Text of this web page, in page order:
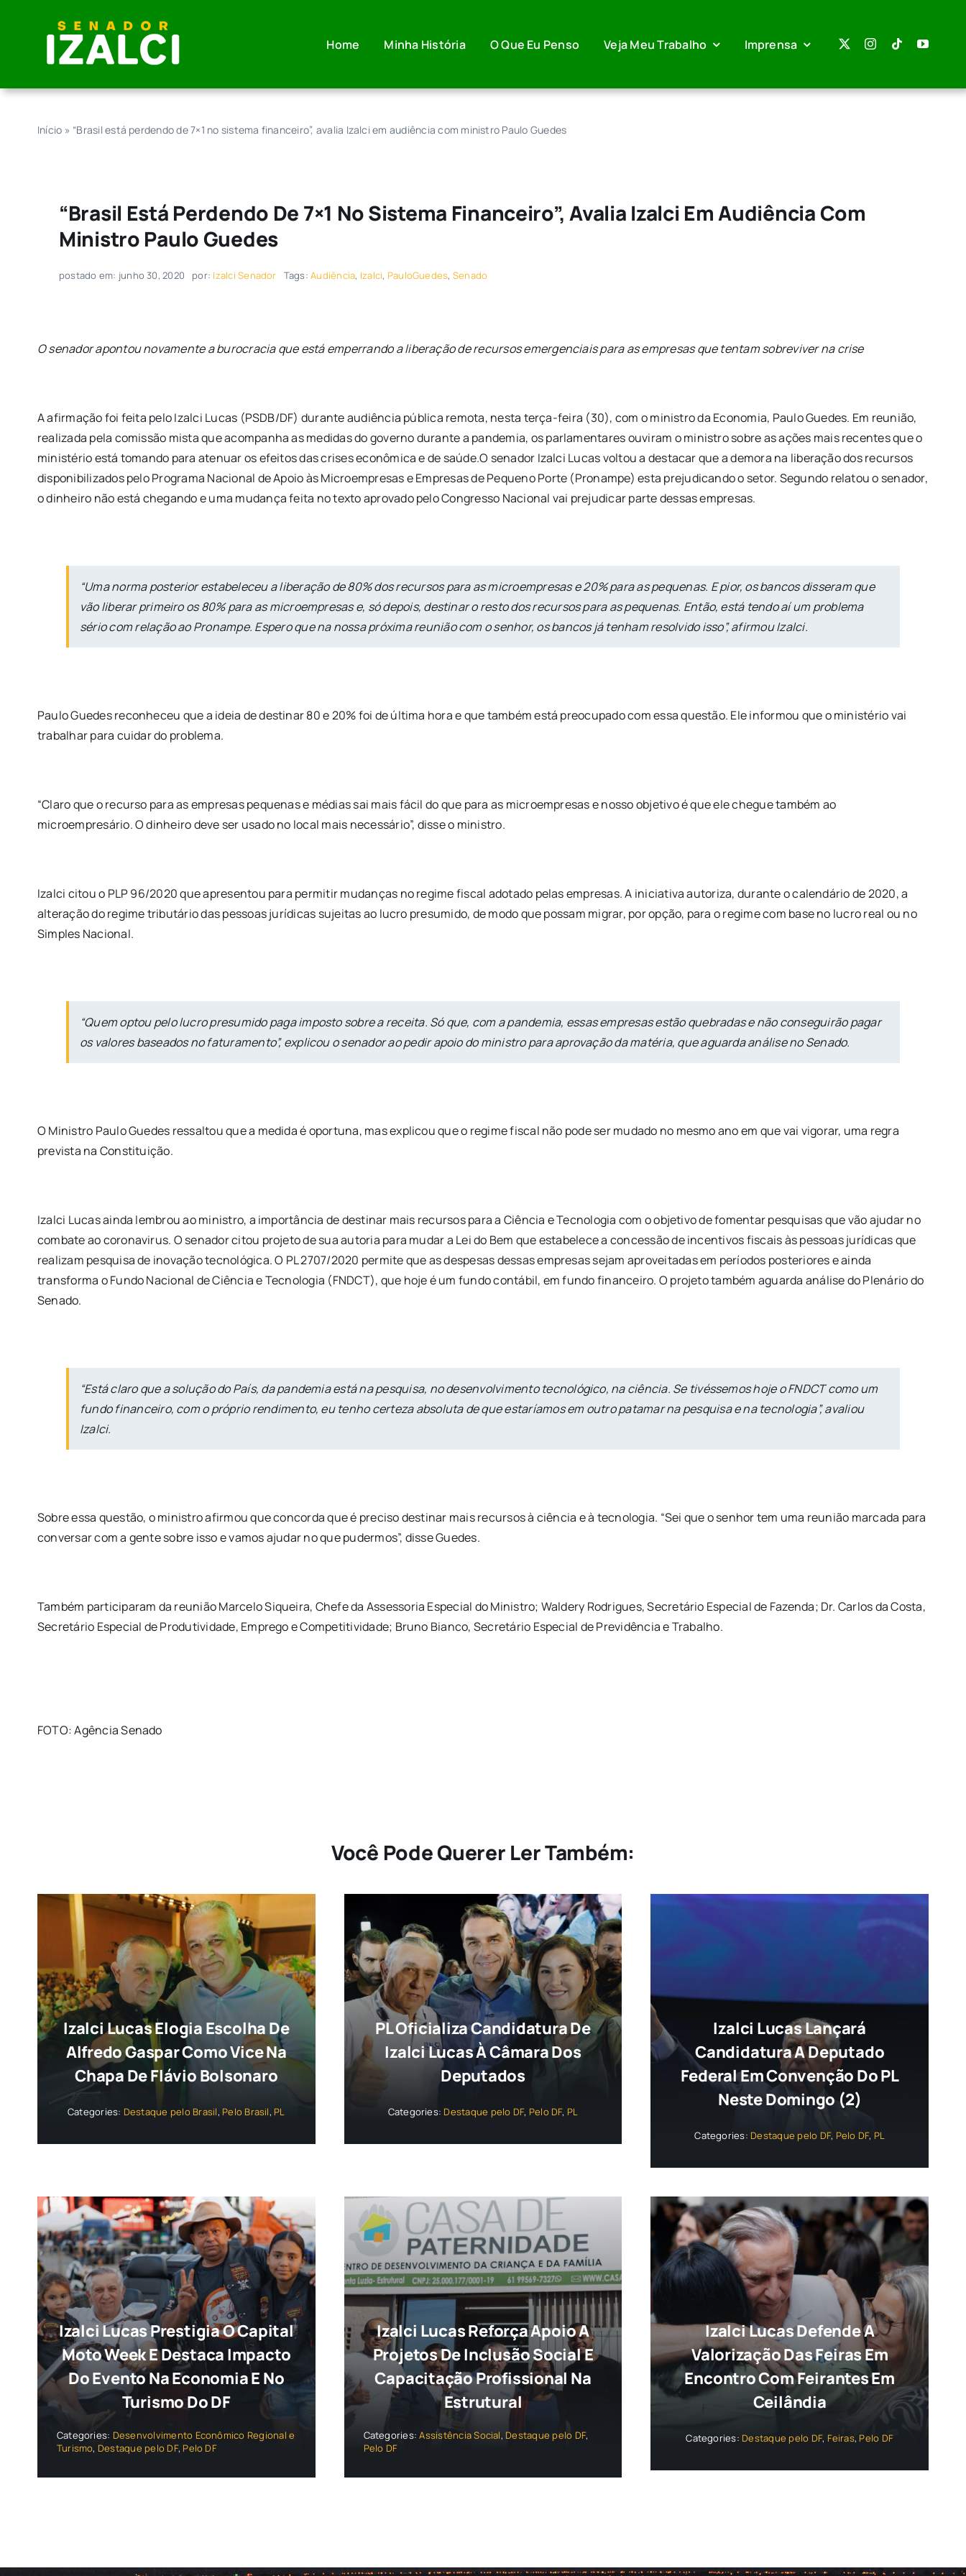
Home Minha História O Que Eu Penso Veja Meu Trabalho Imprensa
Início » “Brasil está perdendo de 7×1 no sistema financeiro”, avalia Izalci em audiência com ministro Paulo Guedes
“Brasil Está Perdendo De 7×1 No Sistema Financeiro”, Avalia Izalci Em Audiência Com
Ministro Paulo Guedes
postado em: junho 30, 2020 por: Izalci Senador Tags:Audiência, Izalci, PauloGuedes, Senado
O senador apontou novamente a burocracia que está emperrando a liberação de recursos emergenciais para as empresas que tentam sobreviver na crise
A afirmação foi feita pelo Izalci Lucas (PSDB/DF) durante audiência pública remota, nesta terça-feira (30), com o ministro da Economia, Paulo Guedes. Em reunião,
realizada pela comissão mista que acompanha as medidas do governo durante a pandemia, os parlamentares ouviram o ministro sobre as ações mais recentes que o
ministério está tomando para atenuar os efeitos das crises econômica e de saúde.O senador Izalci Lucas voltou a destacar que a demora na liberação dos recursos
disponibilizados pelo Programa Nacional de Apoio às Microempresas e Empresas de Pequeno Porte (Pronampe) esta prejudicando o setor. Segundo relatou o senador,
o dinheiro não está chegando e uma mudança feita no texto aprovado pelo Congresso Nacional vai prejudicar parte dessas empresas.
“Uma norma posterior estabeleceu a liberação de 80% dos recursos para as microempresas e 20% para as pequenas. E pior, os bancos disseram que
vão liberar primeiro os 80% para as microempresas e, só depois, destinar o resto dos recursos para as pequenas. Então, está tendo aí um problema
sério com relação ao Pronampe. Espero que na nossa próxima reunião com o senhor, os bancos já tenham resolvido isso”, afirmou Izalci.
Paulo Guedes reconheceu que a ideia de destinar 80 e 20% foi de última hora e que também está preocupado com essa questão. Ele informou que o ministério vai
trabalhar para cuidar do problema.
“Claro que o recurso para as empresas pequenas e médias sai mais fácil do que para as microempresas e nosso objetivo é que ele chegue também ao
microempresário. O dinheiro deve ser usado no local mais necessário”, disse o ministro.
Izalci citou o PLP 96/2020 que apresentou para permitir mudanças no regime fiscal adotado pelas empresas. A iniciativa autoriza, durante o calendário de 2020, a
alteração do regime tributário das pessoas jurídicas sujeitas ao lucro presumido, de modo que possam migrar, por opção, para o regime com base no lucro real ou no
Simples Nacional.
“Quem optou pelo lucro presumido paga imposto sobre a receita. Só que, com a pandemia, essas empresas estão quebradas e não conseguirão pagar
os valores baseados no faturamento”, explicou o senador ao pedir apoio do ministro para aprovação da matéria, que aguarda análise no Senado.
O Ministro Paulo Guedes ressaltou que a medida é oportuna, mas explicou que o regime fiscal não pode ser mudado no mesmo ano em que vai vigorar, uma regra
prevista na Constituição.
Izalci Lucas ainda lembrou ao ministro, a importância de destinar mais recursos para a Ciência e Tecnologia com o objetivo de fomentar pesquisas que vão ajudar no
combate ao coronavirus. O senador citou projeto de sua autoria para mudar a Lei do Bem que estabelece a concessão de incentivos fiscais às pessoas jurídicas que
realizam pesquisa de inovação tecnológica. O PL 2707/2020 permite que as despesas dessas empresas sejam aproveitadas em períodos posteriores e ainda
transforma o Fundo Nacional de Ciência e Tecnologia (FNDCT), que hoje é um fundo contábil, em fundo financeiro. O projeto também aguarda análise do Plenário do
Senado.
“Está claro que a solução do País, da pandemia está na pesquisa, no desenvolvimento tecnológico, na ciência. Se tivéssemos hoje o FNDCT como um
fundo financeiro, com o próprio rendimento, eu tenho certeza absoluta de que estaríamos em outro patamar na pesquisa e na tecnologia”, avaliou
Izalci.
Sobre essa questão, o ministro afirmou que concorda que é preciso destinar mais recursos à ciência e à tecnologia. “Sei que o senhor tem uma reunião marcada para
conversar com a gente sobre isso e vamos ajudar no que pudermos”, disse Guedes.
Também participaram da reunião Marcelo Siqueira, Chefe da Assessoria Especial do Ministro; Waldery Rodrigues, Secretário Especial de Fazenda; Dr. Carlos da Costa,
Secretário Especial de Produtividade, Emprego e Competitividade; Bruno Bianco, Secretário Especial de Previdência e Trabalho.
FOTO: Agência Senado
Você Pode Querer Ler Também:
Izalci Lucas Elogia Escolha De
Alfredo Gaspar Como Vice Na
Chapa De Flávio Bolsonaro
Categories: Destaque pelo Brasil, Pelo Brasil, PL
PL Oficializa Candidatura De
Izalci Lucas À Câmara Dos
Deputados
Categories: Destaque pelo DF, Pelo DF, PL
Izalci Lucas Lançará
Candidatura A Deputado
Federal Em Convenção Do PL
Neste Domingo (2)
Categories: Destaque pelo DF, Pelo DF, PL
Izalci Lucas Prestigia O Capital
Moto Week E Destaca Impacto
Do Evento Na Economia E No
Turismo Do DF
Categories: Desenvolvimento Econômico Regional e
Turismo, Destaque pelo DF, Pelo DF
Izalci Lucas Reforça Apoio A
Projetos De Inclusão Social E
Capacitação Profissional Na
Estrutural
Categories:Assistência Social, Destaque pelo DF,
Pelo DF
Izalci Lucas Defende A
Valorização Das Feiras Em
Encontro Com Feirantes Em
Ceilândia
Categories: Destaque pelo DF, Feiras, Pelo DF